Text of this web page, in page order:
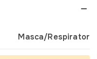
Masca/Respirator